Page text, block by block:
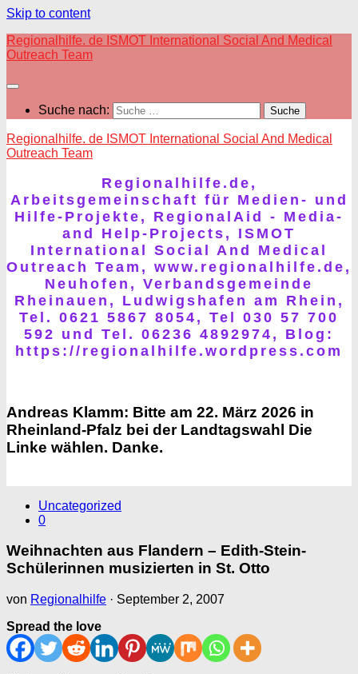
Skip to content
Regionalhilfe. de ISMOT International Social And Medical
Outreach Team
Suche nach:
Regionalhilfe. de ISMOT International Social And Medical
Outreach Team
Regionalhilfe.de,
Arbeitsgemeinschaft für Medien- und
Hilfe-Projekte, RegionalAid - Media-
and Help-Projects, ISMOT
International Social And Medical
Outreach Team, www.regionalhilfe.de,
Neuhofen, Verbandsgemeinde
Rheinauen, Ludwigshafen am Rhein,
Tel. 0621 5867 8054, Tel 030 57 700
592 und Tel. 06236 4892974, Blog:
https://regionalhilfe.wordpress.com
Andreas Klamm: Bitte am 22. März 2026 in
Rheinland-Pfalz bei der Landtagswahl Die
Linke wählen. Danke.
Uncategorized
0
Weihnachten aus Flandern – Edith-Stein-
Schülerinnen musizierten in St. Otto
von Regionalhilfe · September 2, 2007
Spread the love